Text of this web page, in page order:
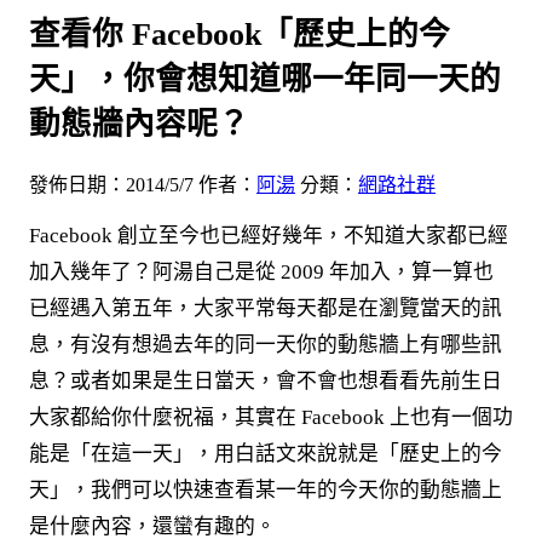
查看你 Facebook「歷史上的今
天」，你會想知道哪一年同一天的
動態牆內容呢？
發佈日期：2014/5/7 作者： 阿湯 分類： 網路社群
Facebook 創立至今也已經好幾年，不知道大家都已經
加入幾年了？阿湯自己是從 2009 年加入，算一算也
已經遇入第五年，大家平常每天都是在瀏覽當天的訊
息，有沒有想過去年的同一天你的動態牆上有哪些訊
息？或者如果是生日當天，會不會也想看看先前生日
大家都給你什麼祝福，其實在 Facebook 上也有一個功
能是「在這一天」，用白話文來說就是「歷史上的今
天」，我們可以快速查看某一年的今天你的動態牆上
是什麼內容，還蠻有趣的。